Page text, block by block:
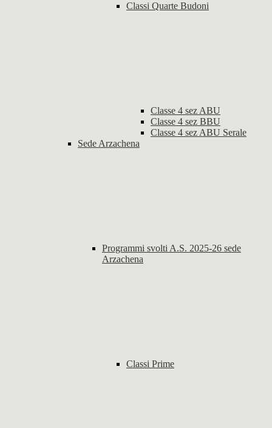
Classi Quarte Budoni
Classe 4 sez ABU
Classe 4 sez BBU
Classe 4 sez ABU Serale
Sede Arzachena
Programmi svolti A.S. 2025-26 sede
Arzachena
Classi Prime